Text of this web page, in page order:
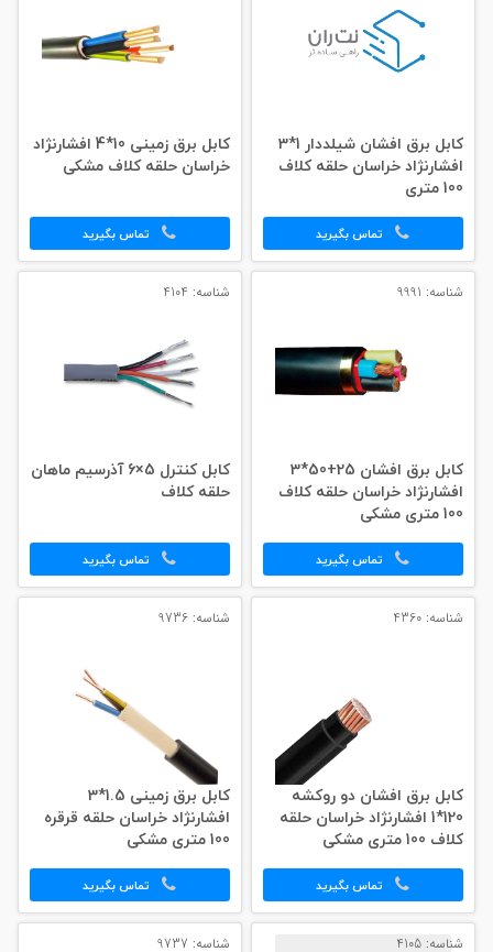
کابل برق افشان شیلددار 1*3
افشارنژاد خراسان حلقه کلاف
100 متری
تماس بگیرید
کابل برق زمینی 10*4 افشارنژاد
خراسان حلقه کلاف مشکی
تماس بگیرید
شناسه: 9991
کابل برق افشان 25+50*3
افشارنژاد خراسان حلقه کلاف
100 متری مشکی
تماس بگیرید
شناسه: 4104
کابل کنترل 5×6 آذرسیم ماهان
حلقه کلاف
تماس بگیرید
شناسه: 4360
کابل برق افشان دو روکشه
120*1 افشارنژاد خراسان حلقه
کلاف 100 متری مشکی
تماس بگیرید
شناسه: 9736
کابل برق زمینی 1.5*3
افشارنژاد خراسان حلقه قرقره
100 متری مشکی
تماس بگیرید
شناسه: 4105 شناسه: 9737